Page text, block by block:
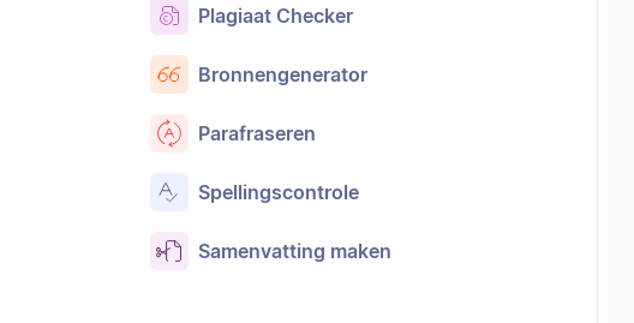
Plagiaat Checker
Bronnengenerator
Parafraseren
Spellingscontrole
Samenvatting maken